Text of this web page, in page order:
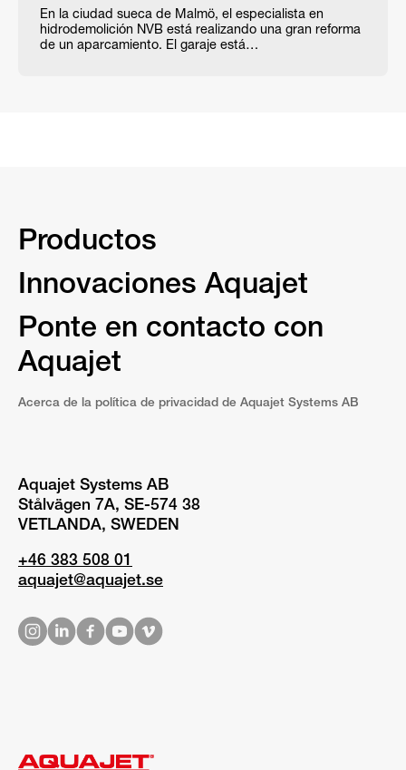
En la ciudad sueca de Malmö, el especialista en
hidrodemolición NVB está realizando una gran reforma
de un aparcamiento. El garaje está…
Productos
Innovaciones Aquajet
Ponte en contacto con
Aquajet
Acerca de la política de privacidad de Aquajet Systems AB
Aquajet Systems AB
Stålvägen 7A, SE-574 38
VETLANDA, SWEDEN
+46 383 508 01
aquajet@aquajet.se